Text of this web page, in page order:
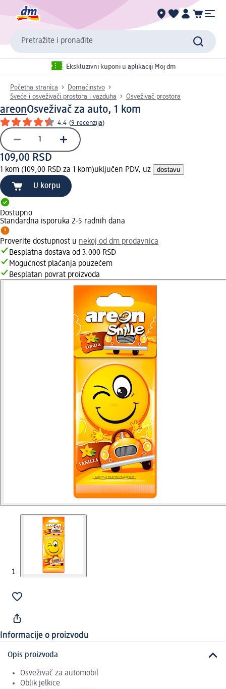
Pretražite i pronađite
Ekskluzivni kuponi u aplikaciji Moj dm
Početna stranica
Domaćinstvo
Sveće i osveživači prostora i vazduha
Osveživač prostora
areonOsveživač za auto, 1 kom
4.4 (9 recenzija)
109,00 RSD
1 kom (109,00 RSD za 1 kom)uključen PDV, uz dostavu
U korpu
Dostupno
Standardna isporuka 2-5 radnih dana
Proverite dostupnost u nekoj od dm prodavnica
Besplatna dostava od 3.000 RSD
Mogućnost plaćanja pouzećem
Besplatan povrat proizvoda
Informacije o proizvodu
Opis proizvoda
Osveživač za automobil
Oblik jelkice